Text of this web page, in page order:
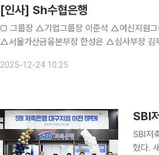
[인사] Sh수협은행
□ 그룹장 △기업그룹장 이준석 △여신지원그룹장 최민성 ＜ 승 진 ＞ □ 본부장·부장 △DT본부장 김수경 △서울가락금융본부장 김태용
△서울가산금융본부장 한성은 △심사부장
2025-12-24 10:25
SBI
SBI저
혔다. 새롭게 이전한 대구지점은 대구의 핵심 상권인 중구 동성로에 위치해 방문 고객의 이용이 더